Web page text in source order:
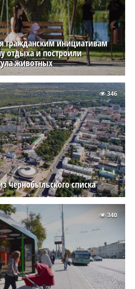
гражданским инициативам
отдыха и построили
животных
чернобыльского списка
346
340